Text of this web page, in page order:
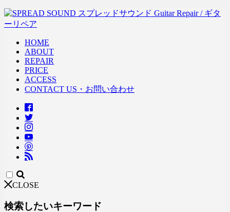
HOME
ABOUT
REPAIR
PRICE
ACCESS
CONTACT US・お問い合わせ
CLOSE
検索したいキーワード